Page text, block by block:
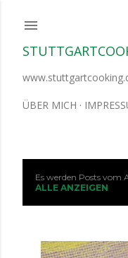
ÜBER MICH
Es werden Posts vom
ALLE ANZEIGEN